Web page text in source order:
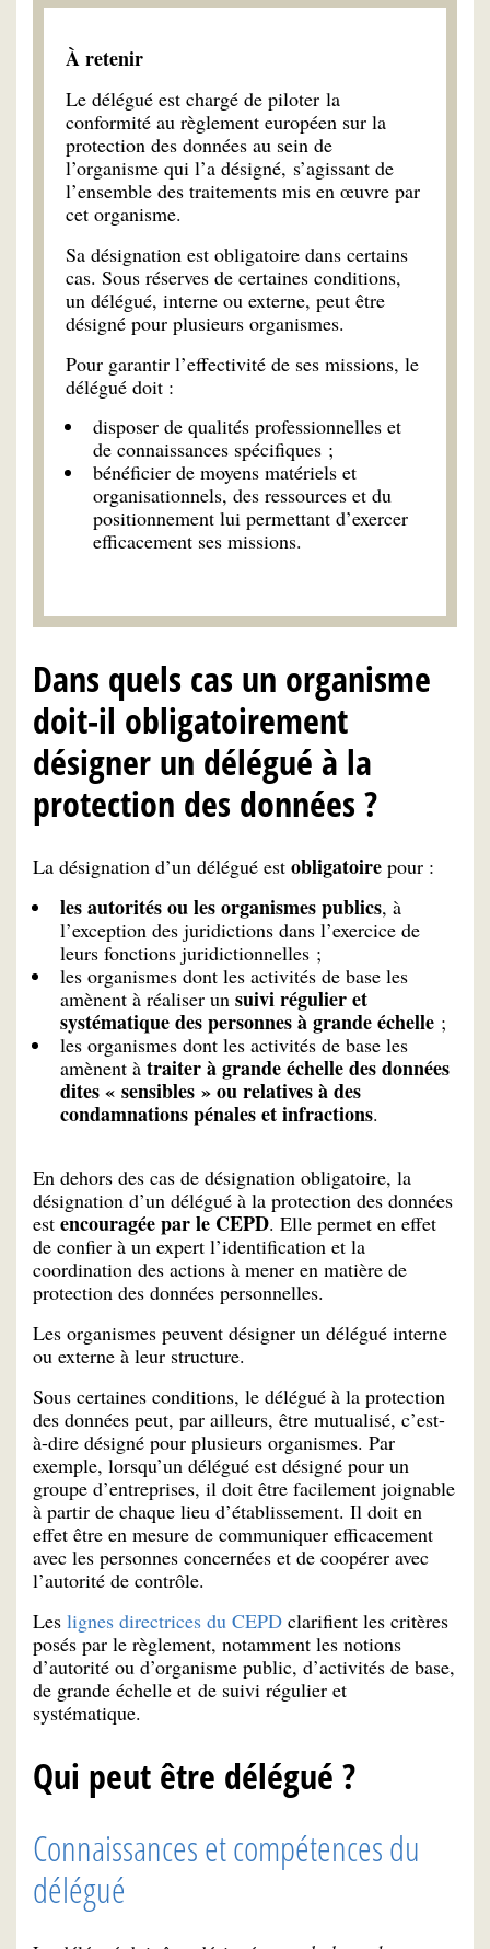
À retenir
Le délégué est chargé de piloter la
conformité au règlement européen sur la
protection des données au sein de
l’organisme qui l’a désigné, s’agissant de
l’ensemble des traitements mis en œuvre par
cet organisme.
Sa désignation est obligatoire dans certains
cas. Sous réserves de certaines conditions,
un délégué, interne ou externe, peut être
désigné pour plusieurs organismes.
Pour garantir l’effectivité de ses missions, le
délégué doit :
disposer de qualités professionnelles et
de connaissances spécifiques ;
bénéficier de moyens matériels et
organisationnels, des ressources et du
positionnement lui permettant d’exercer
efficacement ses missions.
Dans quels cas un organisme
doit-il obligatoirement
désigner un délégué à la
protection des données ?
La désignation d’un délégué est obligatoire pour :
les autorités ou les organismes publics, à
l’exception des juridictions dans l’exercice de
leurs fonctions juridictionnelles ;
les organismes dont les activités de base les
amènent à réaliser un suivi régulier et
systématique des personnes à grande échelle ;
les organismes dont les activités de base les
amènent à traiter à grande échelle des données
dites « sensibles » ou relatives à des
condamnations pénales et infractions.
En dehors des cas de désignation obligatoire, la
désignation d’un délégué à la protection des données
est encouragée par le CEPD. Elle permet en effet
de confier à un expert l’identification et la
coordination des actions à mener en matière de
protection des données personnelles.
Les organismes peuvent désigner un délégué interne
ou externe à leur structure.
Sous certaines conditions, le délégué à la protection
des données peut, par ailleurs, être mutualisé, c’est-
à-dire désigné pour plusieurs organismes. Par
exemple, lorsqu’un délégué est désigné pour un
groupe d’entreprises, il doit être facilement joignable
à partir de chaque lieu d’établissement. Il doit en
effet être en mesure de communiquer efficacement
avec les personnes concernées et de coopérer avec
l’autorité de contrôle.
Les lignes directrices du CEPD clarifient les critères
posés par le règlement, notamment les notions
d’autorité ou d’organisme public, d’activités de base,
de grande échelle et de suivi régulier et
systématique.
Qui peut être délégué ?
Connaissances et compétences du
délégué